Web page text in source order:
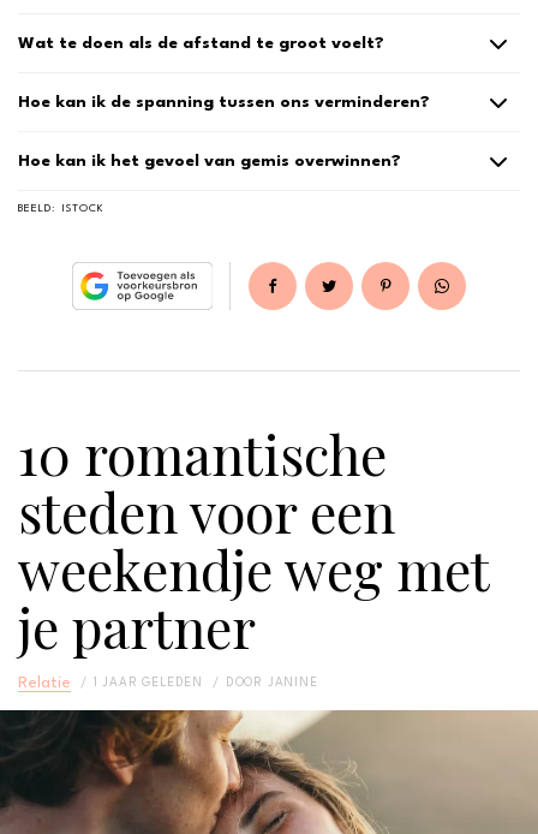
Wat te doen als de afstand te groot voelt?
Hoe kan ik de spanning tussen ons verminderen?
Hoe kan ik het gevoel van gemis overwinnen?
BEELD: ISTOCK
10 romantische
steden voor een
weekendje weg met
je partner
Relatie 1 JAAR GELEDEN DOOR JANINE